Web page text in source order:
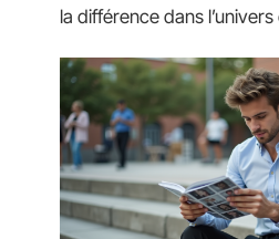
la différence dans